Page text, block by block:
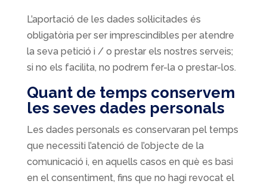
L’aportació de les dades sol·licitades és
obligatòria per ser imprescindibles per atendre
la seva petició i / o prestar els nostres serveis;
si no els facilita, no podrem fer-la o prestar-los.
Quant de temps conservem
les seves dades personals
Les dades personals es conservaran pel temps
que necessiti l’atenció de l’objecte de la
comunicació i, en aquells casos en què es basi
en el consentiment, fins que no hagi revocat el